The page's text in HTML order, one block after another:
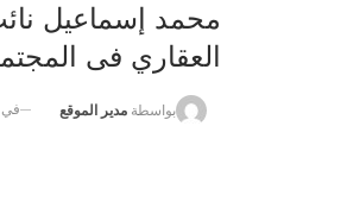
محمد إسماعيل
العقاري فى
بواسطة مدير الموقع في